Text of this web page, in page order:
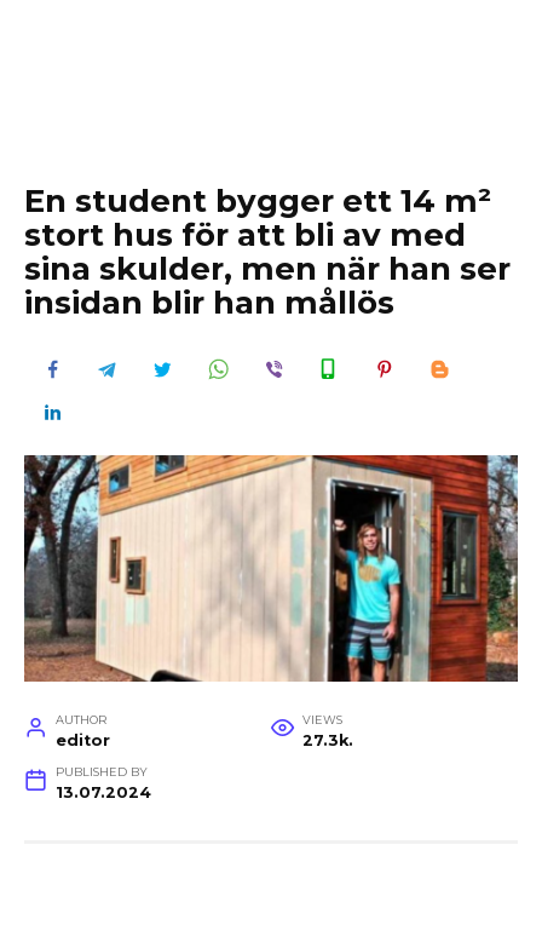
En student bygger ett 14 m²
stort hus för att bli av med
sina skulder, men när han ser
insidan blir han mållös
AUTHOR
editor
VIEWS
27.3k.
PUBLISHED BY
13.07.2024